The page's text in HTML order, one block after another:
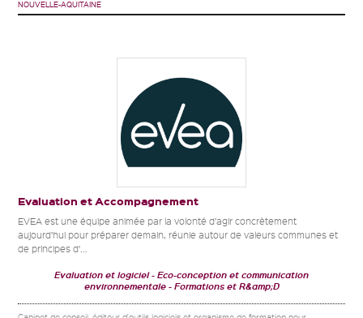
NOUVELLE-AQUITAINE
Evaluation et Accompagnement
EVEA est une équipe animée par la volonté d’agir concrètement
aujourd’hui pour préparer demain, réunie autour de valeurs communes et
de principes d’...
Evaluation et logiciel
Eco-conception et communication
environnementale
Formations et R&amp;D